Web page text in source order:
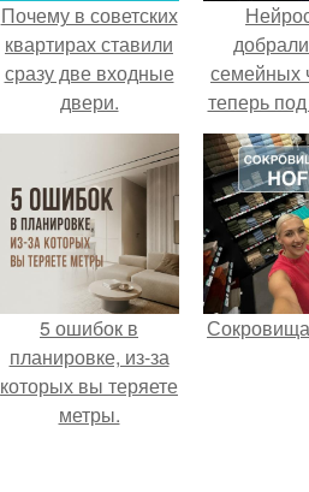
Почему в советских
квартирах ставили
сразу две входные
двери.
семейных
теперь
мамины
5 ошибок в
планировке, из-за
которых вы теряете
метры.